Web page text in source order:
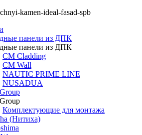
панели из ДПК
панели из ДПК
CM Cladding
CM Wall
NAUTIC PRIME LINE
NUSADUA
Комплектующие для монтажа
(Нитиха)